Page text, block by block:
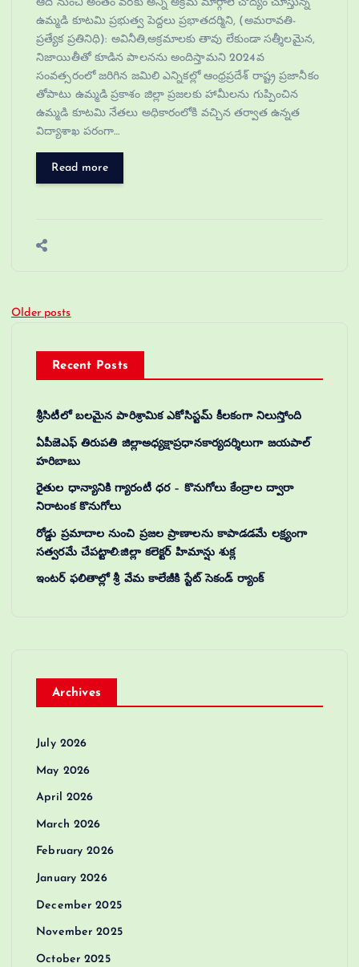
ఆది నుంచి అంతం వరకు అన్ని అక్రమ మార్గాలే చోద్యం చూస్తున్న
ఉమ్మడి కూటమి ప్రభుత్వ పెద్దలు ప్రభాతదర్మిని, (అమరావతి-
ప్రత్యేక ప్రతినిధి): అవినీతి,అక్రమాలకు తావు లేకుండా సత్శీలమైన,
నిజాయితీతో కూడిన పాలనను అందిస్తామని 2024వ
సంవత్సరంలో జరిగిన జమిలి ఎన్నికల్లో ఆంధ్రప్రదేశ్ రాష్ట్ర ప్రజానీకం
తోపాటు ఉమ్మడి ప్రకాశం జిల్లా ప్రజలకు హామీలను గుప్పించిన
ఉమ్మడి కూటమి నేతలు అధికారంలోకి వచ్చిన తర్వాత ఉన్నత
విద్యాశాఖ పరంగా…
Read more
Older posts
Recent Posts
శ్రీసిటీలో బలమైన పారిశ్రామిక ఎకోసిస్టమ్ కీలకంగా నిలుస్తోంది
ఏపీజెఎఫ్ తిరుపతి జిల్లాఅధ్యక్షాప్రధానకార్యదర్శిలుగా జయపాల్
హరిబాబు
రైతుల ధాన్యానికి గ్యారంటీ ధర – కొనుగోలు కేంద్రాల ద్వారా
నిరాటంక కొనుగోలు
రోడ్డు ప్రమాదాల నుంచి ప్రజల ప్రాణాలను కాపాడడమే లక్ష్యంగా
సత్వరమే చేపట్టాలి:జిల్లా కలెక్టర్‌ హిమాన్షు శుక్ల
ఇంటర్ ఫలితాల్లో శ్రీ వేమ కాలేజీకి స్టేట్ సెకండ్ ర్యాంక్
Archives
July 2026
May 2026
April 2026
March 2026
February 2026
January 2026
December 2025
November 2025
October 2025